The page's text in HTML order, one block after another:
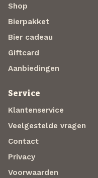
Shop
Bierpakket
Bier cadeau
Giftcard
Aanbiedingen
Service
Klantenservice
Veelgestelde vragen
Contact
Privacy
Voorwaarden